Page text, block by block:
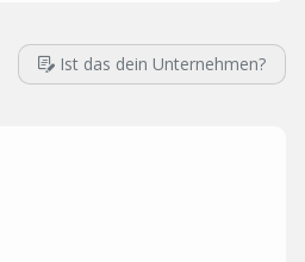
Ist das dein Unternehmen?